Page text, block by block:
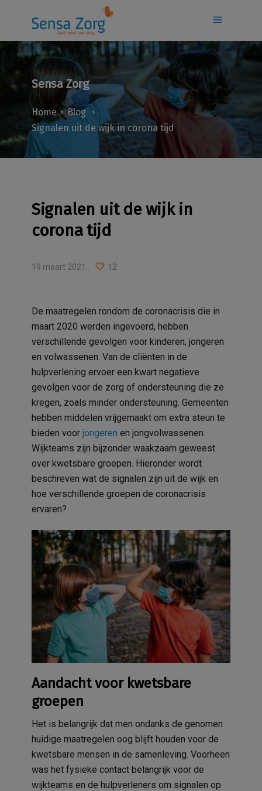
Sensa Zorg
Home> Blog >
Signalen uit de wijk in corona tijd
Signalen uit de wijk in
corona tijd
19 maart 2021 12
De maatregelen rondom de coronacrisis die in
maart 2020 werden ingevoerd, hebben
verschillende gevolgen voor kinderen, jongeren
en volwassenen. Van de cliënten in de
hulpverlening ervoer een kwart negatieve
gevolgen voor de zorg of ondersteuning die ze
kregen, zoals minder ondersteuning. Gemeenten
hebben middelen vrijgemaakt om extra steun te
bieden voor jongeren en jongvolwassenen.
Wijkteams zijn bijzonder waakzaam geweest
over kwetsbare groepen. Hieronder wordt
beschreven wat de signalen zijn uit de wijk en
hoe verschillende groepen de coronacrisis
ervaren?
Aandacht voor kwetsbare
groepen
Het is belangrijk dat men ondanks de genomen
huidige maatregelen oog blijft houden voor de
kwetsbare mensen in de samenleving. Voorheen
was het fysieke contact belangrijk voor de
wijkteams en de hulpverleners om signalen op